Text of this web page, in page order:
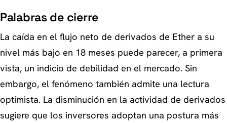
Palabras de cierre
La caída en el flujo neto de derivados de Ether a su
nivel más bajo en 18 meses puede parecer, a primera
vista, un indicio de debilidad en el mercado. Sin
embargo, el fenómeno también admite una lectura
optimista. La disminución en la actividad de derivados
sugiere que los inversores adoptan una postura más